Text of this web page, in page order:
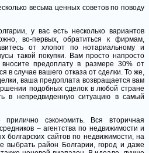
весьма ценных советов по поводу
у вас есть несколько вариантов
во-первых, обратиться к фирмам,
от хлопот по нотариальному и
такой покупки. Вам просто напросто
предоплату в размере 30% от
в случае вашего отказа от сделки. То же,
ваша предоплата возвращается вам
подобных сделок в любой стране
в непредвиденную ситуацию в самый
сэкономить. Вся вторичная
– агентства по недвижимости и
болгарских сайтов по недвижимости, на
выбрать район Болгарии, город и даже